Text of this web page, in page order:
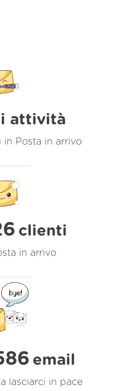
attività
in Posta in arrivo
clienti
in arrivo
email
lasciarci in pace